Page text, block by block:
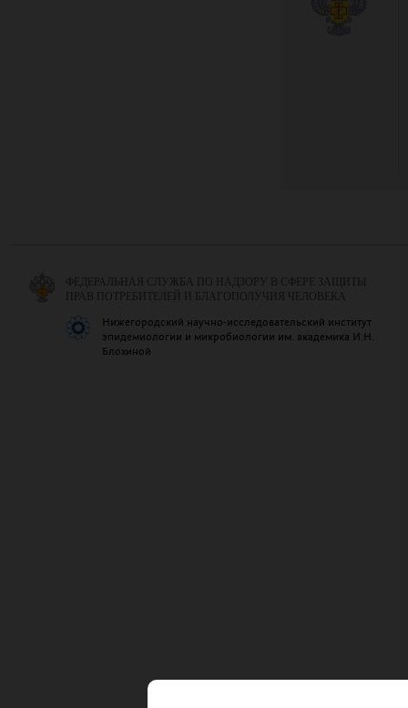
ФЕДЕРАЛЬНАЯ СЛУЖБА ПО НАДЗОРУ В СФЕРЕ ЗАЩИТЫ
ПРАВ ПОТРЕБИТЕЛЕЙ И БЛАГОПОЛУЧИЯ ЧЕЛОВЕКА
Нижегородский научно-исследовательский институт
эпидемиологии и микробиологии им. академика И.Н.
Блохиной